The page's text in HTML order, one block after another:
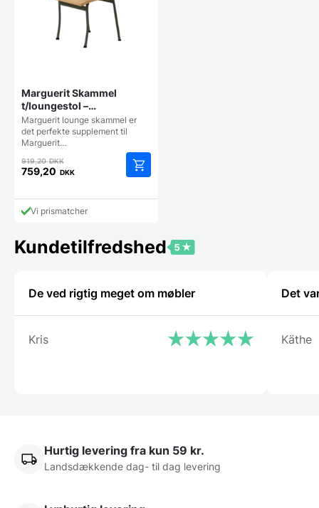
Marguerit Skammel
t/loungestol –
ANTRACITGRÅ
Marguerit lounge skammel er
det perfekte supplement til
Marguerit…
919,20DKKDen
oprindelige
var:
919,20 DKK.
759,20 DKK
aktuelle
prisVi prismatcher
Kundetilfredshed
De ved rigtig meget om møbler
Kris
Det
Käthe
Hurtig levering fra kun 59 kr.
Landsdækkende dag- til dag levering